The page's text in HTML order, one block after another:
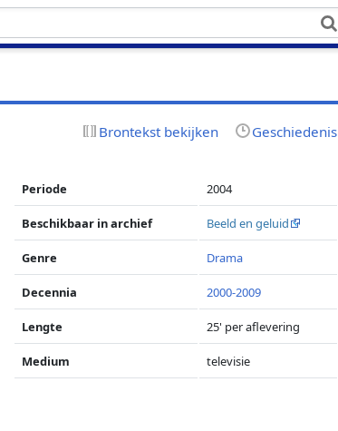
Brontekst bekijken Geschiedenis
Periode 2004
Beschikbaar in archief Beeld en geluid
Genre Drama
Decennia 2000-2009
Lengte 25' per aflevering
Medium televisie